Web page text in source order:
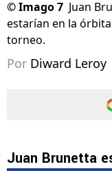
©Imago 7 Juan
estarían en la
torneo.
Por Diward Leroy
Juan Brunetta